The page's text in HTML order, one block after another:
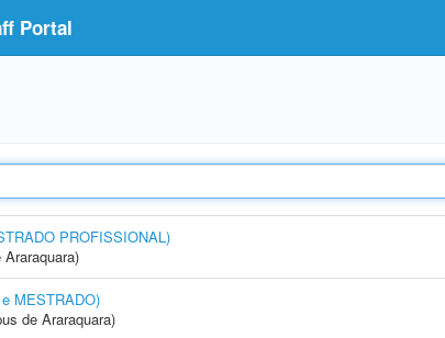
Portal
PROFISSIONAL)
MESTRADO)
de Araraquara)